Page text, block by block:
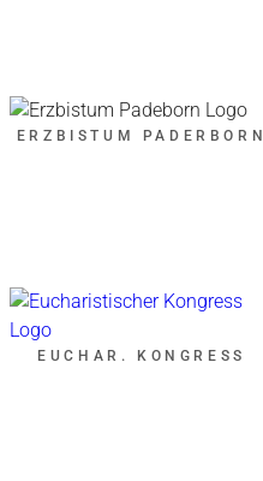
ERZBISTUM PADERBORN
EUCHAR. KONGRESS